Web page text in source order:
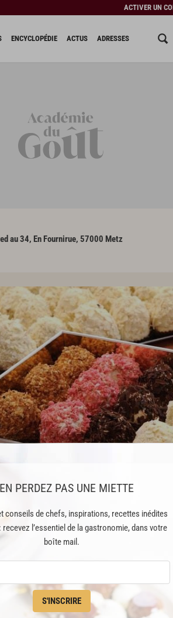
PERDEZ PAS UNE MIETTE
conseils de chefs, inspirations, recettes inédites
recevez l’essentiel de la gastronomie, dans votre
boîte mail.
S'INSCRIRE
ACTIVER UN
ENCYCLOPÉDIE ACTUS ADRESSES
au 34, En Fournirue, 57000 Metz
produits phares : les merveilleux,
chocolat ou à la cerise et de copeaux
ou aux perles de sucres. Imaginé
: Lille, Paris, Londres et Bruxelles